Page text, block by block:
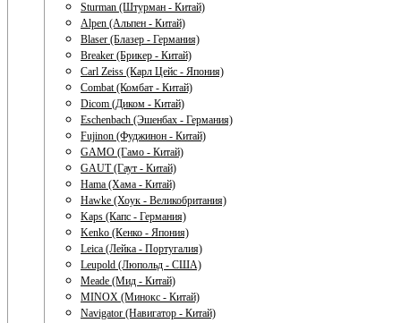
Sturman (Штурман - Китай)
Alpen (Альпен - Китай)
Blaser (Блазер - Германия)
Breaker (Брикер - Китай)
Carl Zeiss (Карл Цейс - Япония)
Combat (Комбат - Китай)
Dicom (Диком - Китай)
Eschenbach (Эшенбах - Германия)
Fujinon (Фуджинон - Китай)
GAMO (Гамо - Китай)
GAUT (Гаут - Китай)
Hama (Хама - Китай)
Hawke (Хоук - Великобритания)
Kaps (Капс - Германия)
Kenko (Кенко - Япония)
Leica (Лейка - Португалия)
Leupold (Люпольд - США)
Meade (Мид - Китай)
MINOX (Минокс - Китай)
Navigator (Навигатор - Китай)